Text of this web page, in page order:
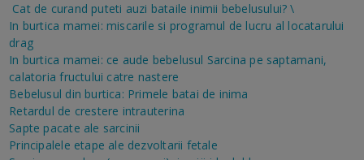
Cat de curand puteti auzi bataile inimii bebelusului? \
In burtica mamei: miscarile si programul de lucru al locatarului
drag
In burtica mamei: ce aude bebelusul Sarcina pe saptamani,
calatoria fructului catre nastere
Bebelusul din burtica: Primele batai de inima
Retardul de crestere intrauterina
Sapte pacate ale sarcinii
Principalele etape ale dezvoltarii fetale